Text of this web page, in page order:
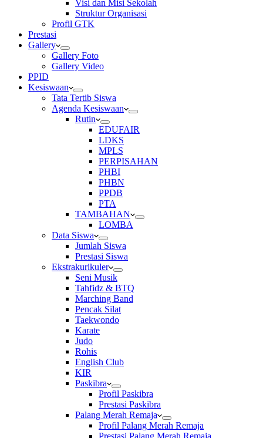
Visi dan Misi Sekolah
Struktur Organisasi
Profil GTK
Prestasi
Gallery
Gallery Foto
Gallery Video
PPID
Kesiswaan
Tata Tertib Siswa
Agenda Kesiswaan
Rutin
EDUFAIR
LDKS
MPLS
PERPISAHAN
PHBI
PHBN
PPDB
PTA
TAMBAHAN
LOMBA
Data Siswa
Jumlah Siswa
Prestasi Siswa
Ekstrakurikuler
Seni Musik
Tahfidz & BTQ
Marching Band
Pencak Silat
Taekwondo
Karate
Judo
Rohis
English Club
KIR
Paskibra
Profil Paskibra
Prestasi Paskibra
Palang Merah Remaja
Profil Palang Merah Remaja
Prestasi Palang Merah Remaja